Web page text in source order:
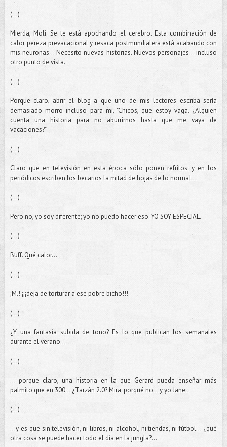
(...)
Mierda, Moli. Se te está apochando el cerebro. Esta combinación de
calor, pereza prevacacional y resaca postmundialera está acabando con
mis neuronas... Necesito nuevas historias. Nuevos personajes... incluso
otro punto de vista.
(...)
Porque claro, abrir el blog a que uno de mis lectores escriba sería
demasiado morro incluso para mí. "Chicos, que estoy vaga. ¿Alguien
cuenta una historia para no aburrirnos hasta que me vaya de
vacaciones?"
(...)
Claro que en televisión en esta época sólo ponen refritos; y en los
periódicos escriben los becarios la mitad de hojas de lo normal...
(...)
Pero no, yo soy diferente; yo no puedo hacer eso. YO SOY ESPECIAL.
(...)
Buff. Qué calor...
(...)
¡M.! ¡¡¡deja de torturar a ese pobre bicho!!!
(...)
¿Y una fantasía subida de tono? Es lo que publican los semanales
durante el verano...
(...)
... porque claro, una historia en la que Gerard pueda enseñar más
palmito que en 300... ¿Tarzán 2.0? Mira, porqué no... y yo Jane..
(...)
...y es que sin televisión, ni libros, ni alcohol, ni tiendas, ni fútbol... ¿qué
otra cosa se puede hacer todo el día en la jungla?...